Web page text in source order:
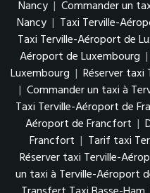
Nancy | Commander un
Nancy | Taxi Terville-
Taxi Terville-Aéroport de
Aéroport de Luxembourg |
Luxembourg | Réserver
| Commander un taxi à
Taxi Terville-Aéroport de
Aéroport de Francfort |
Francfort | Tarif taxi
Réserver taxi Terville-
un taxi à Terville-Aéroport